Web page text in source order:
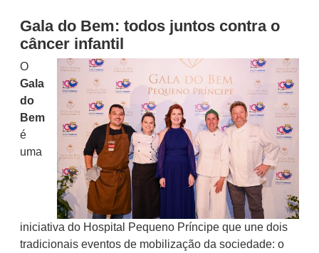
Gala do Bem: todos juntos contra o
câncer infantil
O
Gala
do
Bem
é
uma
iniciativa do Hospital Pequeno Príncipe que une dois
tradicionais eventos de mobilização da sociedade: o